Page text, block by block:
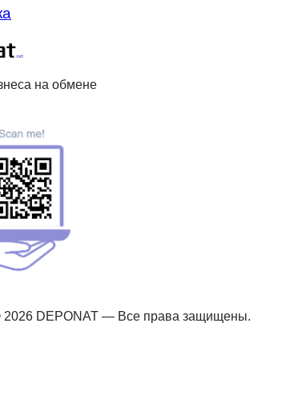
на обмене
2026 DEPONAT — Все права защищены.